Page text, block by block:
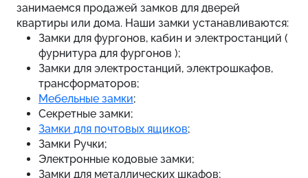
занимаемся продажей замков для дверей
квартиры или дома. Наши замки устанавливаются:
Замки для фургонов, кабин и электростанций (
фурнитура для фургонов );
Замки для электростанций, электрошкафов,
трансформаторов;
Мебельные замки;
Секретные замки;
Замки для почтовых ящиков;
Замки Ручки;
Электронные кодовые замки;
Замки для металлических шкафов;